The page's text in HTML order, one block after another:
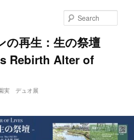
の再生：生の祭壇
Rebirth Alter of
実 デュオ展